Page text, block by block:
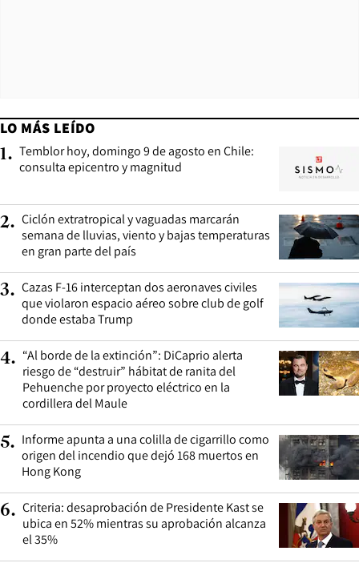
LO MÁS LEÍDO
1. Temblor hoy, domingo 9 de agosto en Chile:
consulta epicentro y magnitud
2. Ciclón extratropical y vaguadas marcarán
semana de lluvias, viento y bajas temperaturas
en gran parte del país
3. Cazas F-16 interceptan dos aeronaves civiles
que violaron espacio aéreo sobre club de golf
donde estaba Trump
4. “Al borde de la extinción”: DiCaprio alerta
riesgo de “destruir” hábitat de ranita del
Pehuenche por proyecto eléctrico en la
cordillera del Maule
5. Informe apunta a una colilla de cigarrillo como
origen del incendio que dejó 168 muertos en
Hong Kong
6. Criteria: desaprobación de Presidente Kast se
ubica en 52% mientras su aprobación alcanza
el 35%